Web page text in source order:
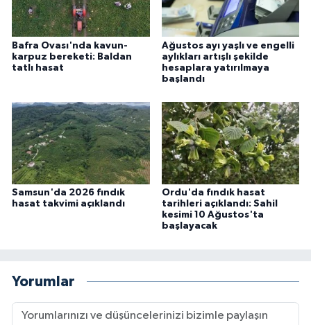
Bafra Ovası'nda kavun-
karpuz bereketi: Baldan
tatlı hasat
Ağustos ayı yaşlı ve engelli
aylıkları artışlı şekilde
hesaplara yatırılmaya
başlandı
Samsun'da 2026 fındık
hasat takvimi açıklandı
Ordu'da fındık hasat
tarihleri açıklandı: Sahil
kesimi 10 Ağustos'ta
başlayacak
Yorumlar